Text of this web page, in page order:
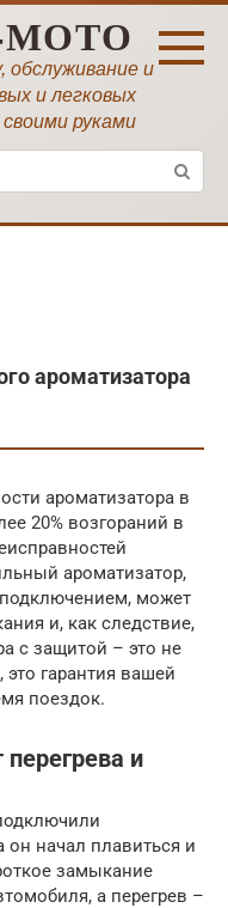
обслуживание и
и легковых
руками
ароматизатора
ароматизатора в
20% возгораний в
ароматизатор,
может
и, как следствие,
с защитой – это не
гарантия вашей
поездок.
и
он начал плавиться и
замыкание
а перегрев –